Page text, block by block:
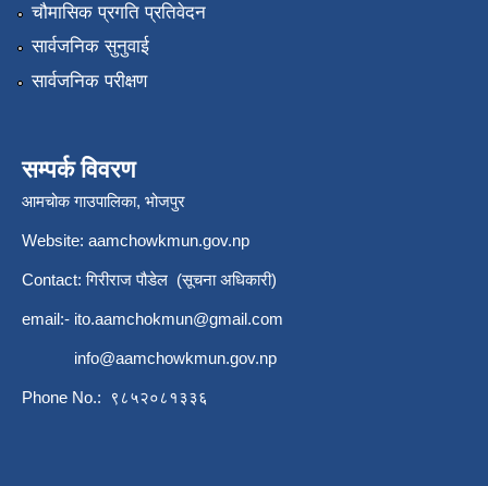
चौमासिक प्रगति प्रतिवेदन
सार्वजनिक सुनुवाई
सार्वजनिक परीक्षण
सम्पर्क विवरण
आमचोक गाउपालिका, भोजपुर
Website: aamchowkmun.gov.np
Contact: गिरीराज पौडेल (सूचना अधिकारी)
email:- ito.aamchokmun@gmail.com
info@aamchowkmun.gov.np
Phone No.: ९८५२०८१३३६